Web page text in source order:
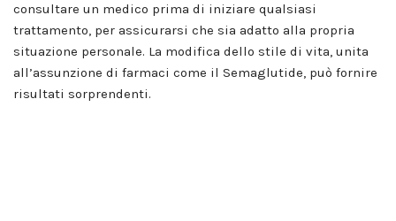
consultare un medico prima di iniziare qualsiasi
trattamento, per assicurarsi che sia adatto alla propria
situazione personale. La modifica dello stile di vita, unita
all’assunzione di farmaci come il Semaglutide, può fornire
risultati sorprendenti.